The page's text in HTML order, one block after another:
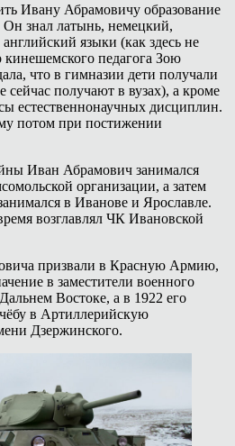
Ивану Абрамовичу образование
знал латынь, немецкий,
языки (как здесь не
педагога Зою
что в гимназии дети получали
сейчас получают в вузах), а кроме
естественнонаучных дисциплин.
потом при постижении
Иван Абрамович занимался
организации, а затем
в Иванове и Ярославле.
возглавлял ЧК Ивановской
призвали в Красную Армию,
в заместители военного
Востоке, а в 1922 его
в Артиллерийскую
Дзержинского.